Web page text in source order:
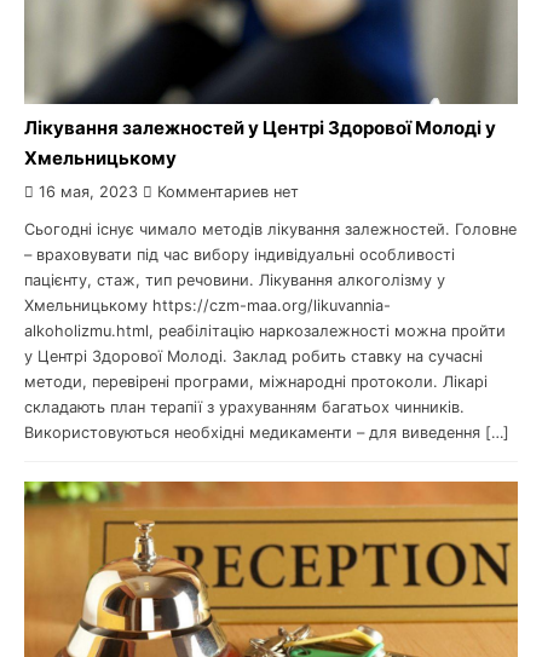
Лікування залежностей у Центрі Здорової Молоді у
Хмельницькому
16 мая, 2023 Комментариев нет
Сьогодні існує чимало методів лікування залежностей. Головне
– враховувати під час вибору індивідуальні особливості
пацієнту, стаж, тип речовини. Лікування алкоголізму у
Хмельницькому https://czm-maa.org/likuvannia-
alkoholizmu.html, реабілітацію наркозалежності можна пройти
у Центрі Здорової Молоді. Заклад робить ставку на сучасні
методи, перевірені програми, міжнародні протоколи. Лікарі
складають план терапії з урахуванням багатьох чинників.
Використовуються необхідні медикаменти – для виведення […]